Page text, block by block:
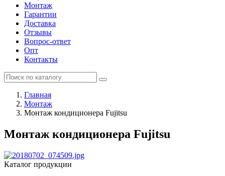
Монтаж
Гарантии
Доставка
Отзывы
Вопрос-ответ
Опт
Контакты
Главная
Монтаж
Монтаж кондиционера Fujitsu
Монтаж кондиционера Fujitsu
Каталог продукции